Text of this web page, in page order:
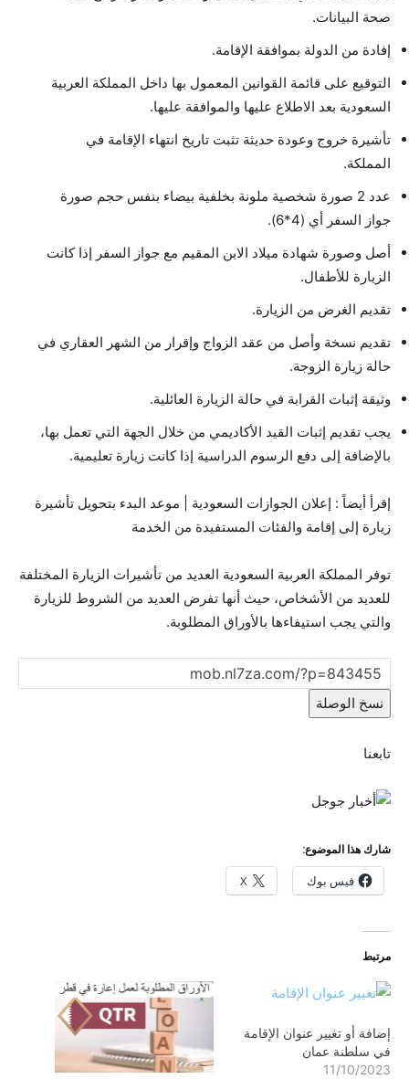
صحة البيانات.
إفادة من الدولة بموافقة الإقامة.
التوقيع على قائمة القوانين المعمول بها داخل المملكة العربية
السعودية بعد الاطلاع عليها والموافقة عليها.
تأشيرة خروج وعودة حديثة تثبت تاريخ انتهاء الإقامة في
المملكة.
عدد 2 صورة شخصية ملونة بخلفية بيضاء بنفس حجم صورة
جواز السفر أي (4*6).
أصل وصورة شهادة ميلاد الابن المقيم مع جواز السفر إذا كانت
الزيارة للأطفال.
تقديم الغرض من الزيارة.
تقديم نسخة وأصل من عقد الزواج وإقرار من الشهر العقاري في
حالة زيارة الزوجة.
وثيقة إثبات القرابة في حالة الزيارة العائلية.
يجب تقديم إثبات القيد الأكاديمي من خلال الجهة التي تعمل بها،
بالإضافة إلى دفع الرسوم الدراسية إذا كانت زيارة تعليمية.
إقرأ أيضاً : إعلان الجوازات السعودية | موعد البدء بتحويل تأشيرة
زيارة إلى إقامة والفئات المستفيدة من الخدمة
توفر المملكة العربية السعودية العديد من تأشيرات الزيارة المختلفة
للعديد من الأشخاص، حيث أنها تفرض العديد من الشروط للزيارة
والتي يجب استيفاءها بالأوراق المطلوبة.
نسخ الوصلة
تابعنا
شارك هذا الموضوع:
فيس بوك X
مرتبط
إضافة أو تغيير عنوان الإقامة
في سلطنة عمان
11/10/2023